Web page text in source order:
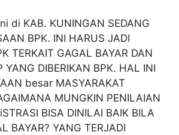
di KAB. KUNINGAN SEDANG
BPK. INI HARUS JADI
TERKAIT GAGAL BAYAR DAN
YANG DIBERIKAN BPK. HAL INI
besar MASYARAKAT
MUNGKIN PENILAIAN
BISA DINILAI BAIK BILA
BAYAR? YANG TERJADI